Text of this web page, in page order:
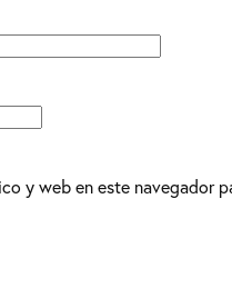
y web en este navegador